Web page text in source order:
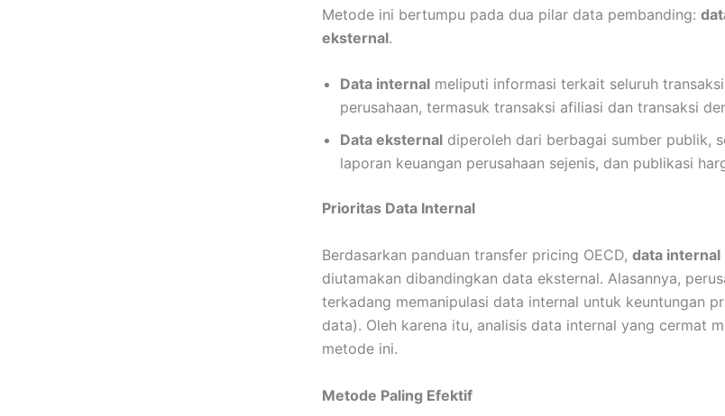
Metode ini bertumpu pada dua pilar data pembanding:
eksternal.
Data internal meliputi informasi terkait seluruh
perusahaan, termasuk transaksi afiliasi dan transaksi
Data eksternal diperoleh dari berbagai sumber publik,
laporan keuangan perusahaan sejenis, dan publikasi
Prioritas Data Internal
Berdasarkan panduan transfer pricing OECD, data internal
diutamakan dibandingkan data eksternal. Alasannya,
terkadang memanipulasi data internal untuk keuntungan
data). Oleh karena itu, analisis data internal yang cermat
metode ini.
Metode Paling Efektif